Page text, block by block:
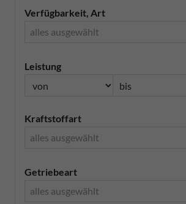
Verfügbarkeit, Art
alles ausgewählt
Leistung
Kraftstoffart
alles ausgewählt
Getriebeart
alles ausgewählt